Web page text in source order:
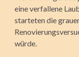
eine verfallene
starteten die
würde.